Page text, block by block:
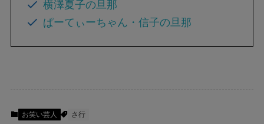
横澤夏子の旦那
ぱーてぃーちゃん・信子の旦那
お笑い芸人 さ行